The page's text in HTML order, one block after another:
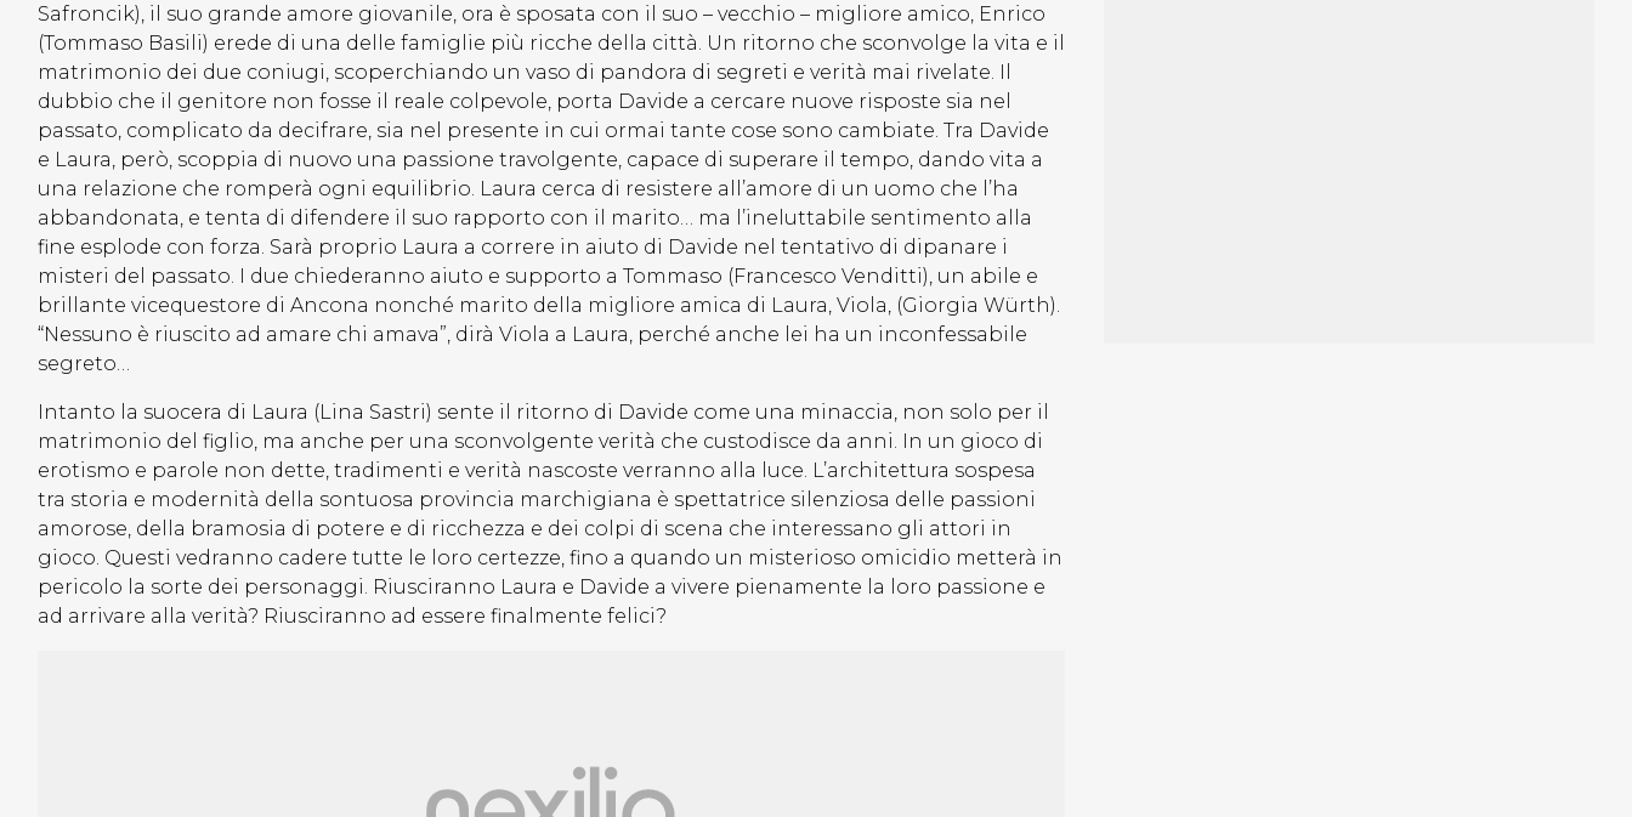
Safroncik), il suo grande amore giovanile, ora è sposata con il suo – vecchio – migliore amico, Enrico
(Tommaso Basili) erede di una delle famiglie più ricche della città. Un ritorno che sconvolge la vita e il
matrimonio dei due coniugi, scoperchiando un vaso di pandora di segreti e verità mai rivelate. Il
dubbio che il genitore non fosse il reale colpevole, porta Davide a cercare nuove risposte sia nel
passato, complicato da decifrare, sia nel presente in cui ormai tante cose sono cambiate. Tra Davide
e Laura, però, scoppia di nuovo una passione travolgente, capace di superare il tempo, dando vita a
una relazione che romperà ogni equilibrio. Laura cerca di resistere all’amore di un uomo che l’ha
abbandonata, e tenta di difendere il suo rapporto con il marito… ma l’ineluttabile sentimento alla
fine esplode con forza. Sarà proprio Laura a correre in aiuto di Davide nel tentativo di dipanare i
misteri del passato. I due chiederanno aiuto e supporto a Tommaso (Francesco Venditti), un abile e
brillante vicequestore di Ancona nonché marito della migliore amica di Laura, Viola, (Giorgia Würth).
“Nessuno è riuscito ad amare chi amava”, dirà Viola a Laura, perché anche lei ha un inconfessabile
segreto…
Intanto la suocera di Laura (Lina Sastri) sente il ritorno di Davide come una minaccia, non solo per il
matrimonio del figlio, ma anche per una sconvolgente verità che custodisce da anni. In un gioco di
erotismo e parole non dette, tradimenti e verità nascoste verranno alla luce. L’architettura sospesa
tra storia e modernità della sontuosa provincia marchigiana è spettatrice silenziosa delle passioni
amorose, della bramosia di potere e di ricchezza e dei colpi di scena che interessano gli attori in
gioco. Questi vedranno cadere tutte le loro certezze, fino a quando un misterioso omicidio metterà in
pericolo la sorte dei personaggi. Riusciranno Laura e Davide a vivere pienamente la loro passione e
ad arrivare alla verità? Riusciranno ad essere finalmente felici?